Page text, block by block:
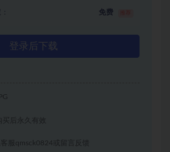
免费
登录后下载
买后永久有效
服qmsck0824或留言反馈